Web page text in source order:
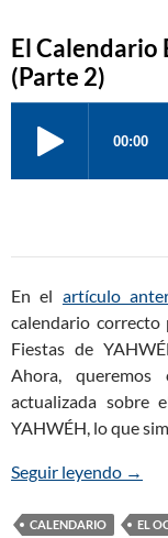
El Calendario
(Parte 2)
En el artículo
calendario correcto
Fiestas de
Ahora, queremos
actualizada sobre
YAHWÉH, lo que
Seguir leyendo →
CALENDARIO EL